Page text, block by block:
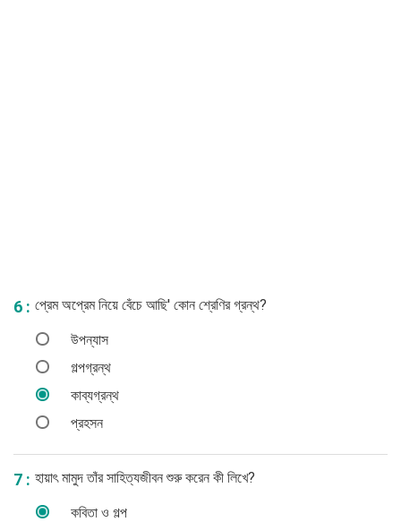
6 : প্রেম অপ্রেম নিয়ে বেঁচে আছি' কোন শ্রেণির গ্রন্থ?
উপন্যাস
গল্পগ্রন্থ
কাব্যগ্রন্থ
প্রহসন
7 : হায়াৎ মামুদ তাঁর সাহিত্যজীবন শুরু করেন কী লিখে?
কবিতা ও গল্প